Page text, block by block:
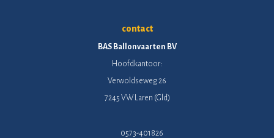
contact
BAS Ballonvaarten BV
Hoofdkantoor:
Verwoldseweg 26
7245 VW Laren (Gld)
0573-401826